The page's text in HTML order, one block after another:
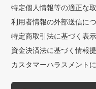
特定個人情報等の適正な
利用者情報の外部送信に
特定商取引法に基づく表示
資金決済法に基づく情報
カスタマーハラスメント